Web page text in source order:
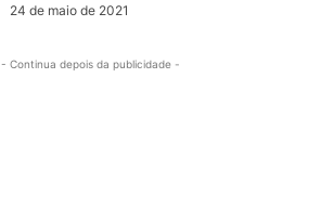
24 de maio de 2021
- Continua depois da publicidade -